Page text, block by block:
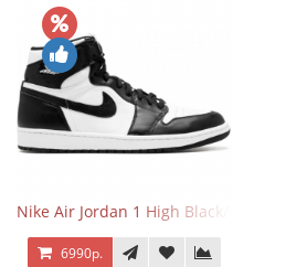
Nike Air Jordan 1 High Black/White
6990р.